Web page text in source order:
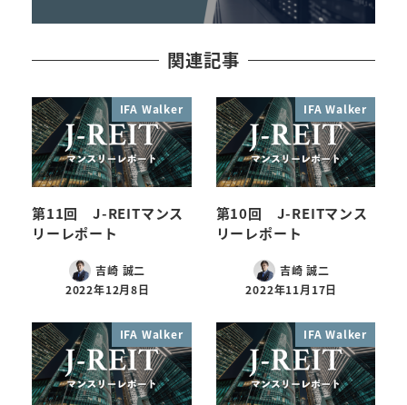
関連記事
IFA Walker
第11回 J-REITマンス
リーレポート
吉崎 誠二
2022年12月8日
IFA Walker
第10回 J-REITマンス
リーレポート
吉崎 誠二
2022年11月17日
IFA Walker IFA Walker